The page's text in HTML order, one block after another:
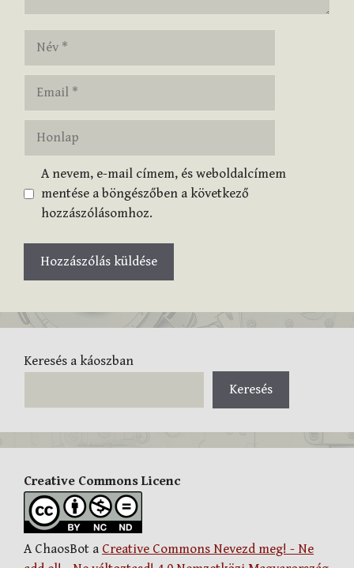
Honlap
A nevem, e-mail címem, és weboldalcímem
mentése a böngészőben a következő
hozzászólásomhoz.
Keresés a káoszban
Keresés
Creative Commons Licenc
A ChaosBot a Creative Commons Nevezd meg! - Ne